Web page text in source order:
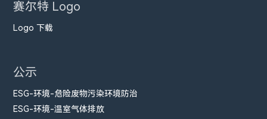
赛尔特 Logo
Logo 下载
公示
ESG-环境-危险废物污染环境防治
ESG-环境-温室气体排放